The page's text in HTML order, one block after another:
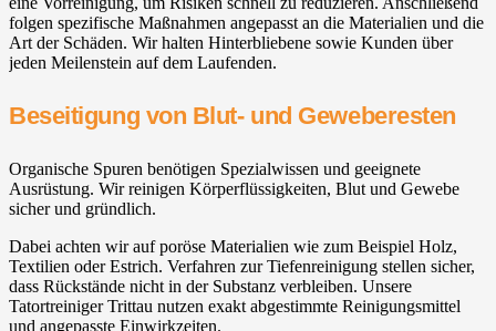
folgen spezifische Maßnahmen angepasst an die Materialien und die
Art der Schäden. Wir halten Hinterbliebene sowie Kunden über
jeden Meilenstein auf dem Laufenden.
Beseitigung von Blut- und Geweberesten
Organische Spuren benötigen Spezialwissen und geeignete
Ausrüstung. Wir reinigen Körperflüssigkeiten, Blut und Gewebe
sicher und gründlich.
Dabei achten wir auf poröse Materialien wie zum Beispiel Holz,
Textilien oder Estrich. Verfahren zur Tiefenreinigung stellen sicher,
dass Rückstände nicht in der Substanz verbleiben. Unsere
Tatortreiniger Trittau nutzen exakt abgestimmte Reinigungsmittel
und angepasste Einwirkzeiten.